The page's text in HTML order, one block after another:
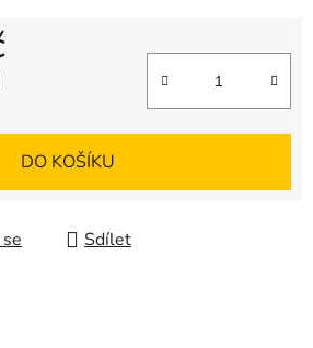
DO KOŠÍKU
Sdílet